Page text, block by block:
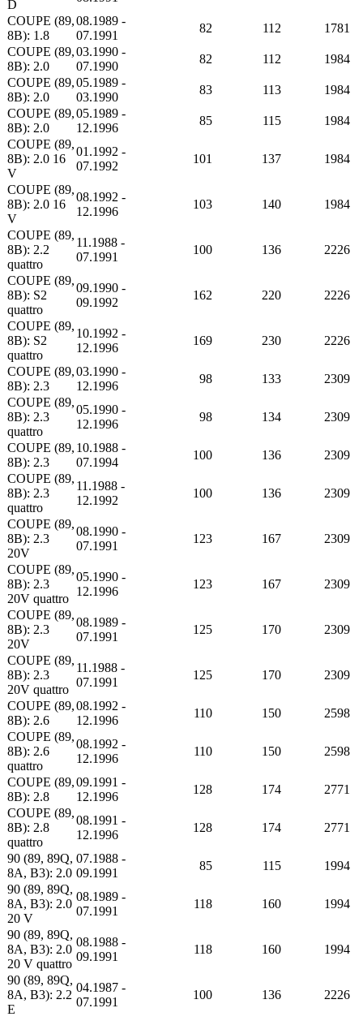
D
COUPE (89,
8B): 1.8
08.1989 -
07.1991
82 112
1781
COUPE (89,
8B): 2.0
03.1990 -
07.1990
82 112
1984
COUPE (89,
8B): 2.0
05.1989 -
03.1990
83 113
1984
COUPE (89,
8B): 2.0
05.1989 -
12.1996
85 115
1984
COUPE (89,
8B): 2.0 16
V
01.1992 -
07.1992
101 137 1984
COUPE (89,
8B): 2.0 16
V
08.1992 -
12.1996
103 140 1984
COUPE (89,
8B): 2.2
quattro
11.1988 -
07.1991
100 136 2226
COUPE (89,
8B): S2
quattro
09.1990 -
09.1992
162 220 2226
COUPE (89,
8B): S2
quattro
10.1992 -
12.1996
169 230 2226
COUPE (89,
8B): 2.3
03.1990 -
12.1996
98 133
2309
COUPE (89,
8B): 2.3
quattro
05.1990 -
12.1996
98 134 2309
COUPE (89,
8B): 2.3
10.1988 -
07.1994
100 136
2309
COUPE (89,
8B): 2.3
quattro
11.1988 -
12.1992
100 136 2309
COUPE (89,
8B): 2.3
20V
08.1990 -
07.1991
123 167 2309
COUPE (89,
8B): 2.3
20V quattro
05.1990 -
12.1996
123 167 2309
COUPE (89,
8B): 2.3
20V
08.1989 -
07.1991
125 170 2309
COUPE (89,
8B): 2.3
20V quattro
11.1988 -
07.1991
125 170 2309
COUPE (89,
8B): 2.6
08.1992 -
12.1996
110 150
2598
COUPE (89,
8B): 2.6
quattro
08.1992 -
12.1996
110 150 2598
COUPE (89,
8B): 2.8
09.1991 -
12.1996
128 174
2771
COUPE (89,
8B): 2.8
quattro
08.1991 -
12.1996
128 174 2771
90 (89, 89Q,
8A, B3): 2.0
07.1988 -
09.1991
85 115
1994
90 (89, 89Q,
8A, B3): 2.0
20 V
08.1989 -
07.1991
118 160 1994
90 (89, 89Q,
8A, B3): 2.0
20 V quattro
08.1988 -
09.1991
118 160 1994
90 (89, 89Q,
8A, B3): 2.2
E
04.1987 -
07.1991
100 136 2226